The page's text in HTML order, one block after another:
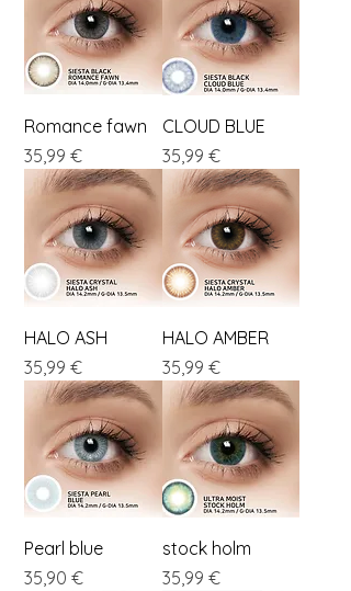
Romance fawn
Preis
35,99 €
CLOUD BLUE
Preis
35,99 €
HALO ASH
Preis
35,99 €
HALO AMBER
Preis
35,99 €
Pearl blue
Preis
35,90 €
stock holm
Preis
35,99 €